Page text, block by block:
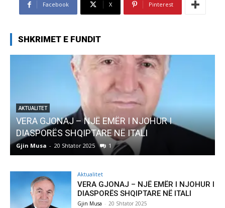
Facebook X Pinterest
SHKRIMET E FUNDIT
I
AKTUALITET
Pregaditi Gjin Musa-Rome- Shtator
Gjin Musa 8 Shtator 2025
Aktualitet
VERA GJONAJ – NJË EMËR I NJOHUR I
DIASPORËS SHQIPTARE NË ITALI
Gjin Musa - 20 Shtator 2025